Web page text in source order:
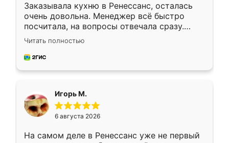
Заказывала кухню в Ренессанс, осталась
очень довольна. Менеджер всё быстро
посчитала, на вопросы отвечала сразу.
Замерщик приехал в субботу, подошёл к
делу со всей ответственностью. Собрали
за день, ребята работали аккуратно, даже
Читать полностью
Игорь М.
6 августа 2026
На самом деле в Ренессанс уже не первый